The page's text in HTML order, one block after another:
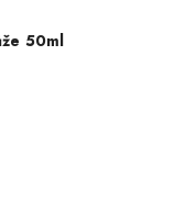
50ml